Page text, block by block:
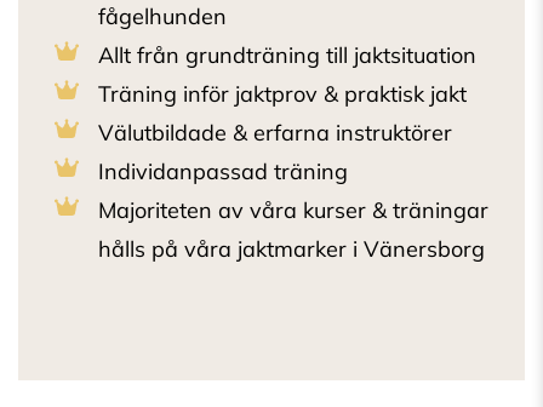
fågelhunden
Allt från grundträning till jaktsituation
Träning inför jaktprov & praktisk jakt
Välutbildade & erfarna instruktörer
Individanpassad träning
Majoriteten av våra kurser & träningar
hålls på våra jaktmarker i Vänersborg